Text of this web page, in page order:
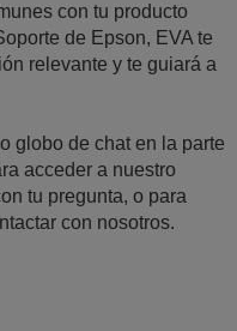
con tu producto
de Epson, EVA te
relevante y te guiará a
globo de chat en la parte
acceder a nuestro
tu pregunta, o para
con nosotros.